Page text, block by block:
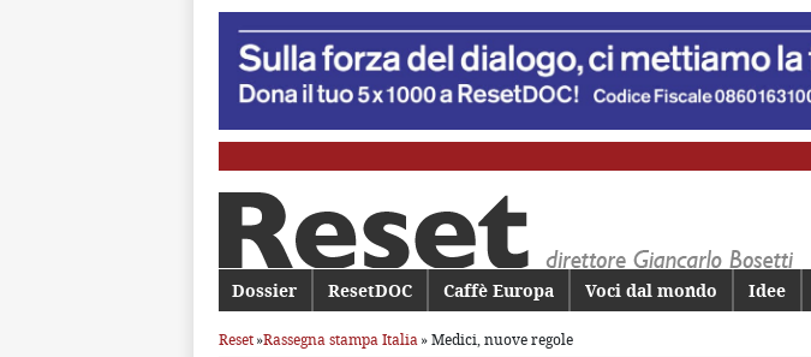
Menu principale
Vai al contenuto principale
Vai al contenuto secondario
Dossier ResetDOC Caffè Europa Voci dal mondo Idee
Reset»Rassegna stampa Italia» Medici, nuove regole